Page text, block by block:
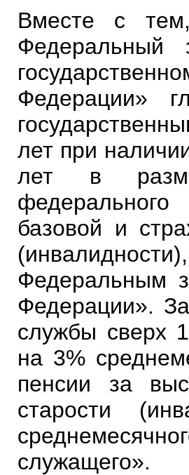
Вместе с
Федерации»
лет при
лет в
базовой и
Федеральным
Федерации».
службы сверх
на 3%
пенсии за
старости
служащего».